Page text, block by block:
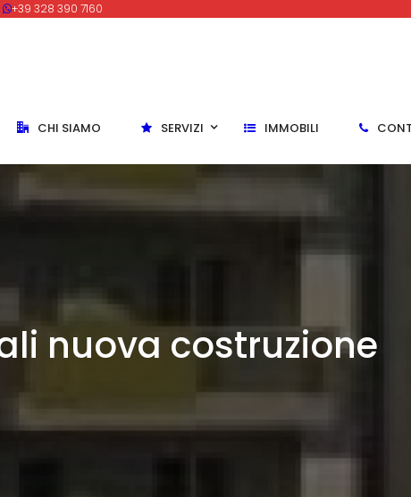
+39 328 390 7160
CHI SIAMO SERVIZI IMMOBILI
nuova costruzione